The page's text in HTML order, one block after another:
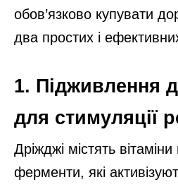
обов’язково купувати
два простих і
1. Підживлення
для стимуляції
Дріжджі містять
ферменти, які